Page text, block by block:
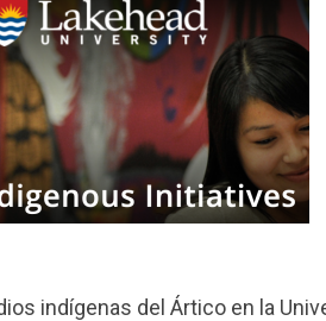
indígenas del Ártico en la